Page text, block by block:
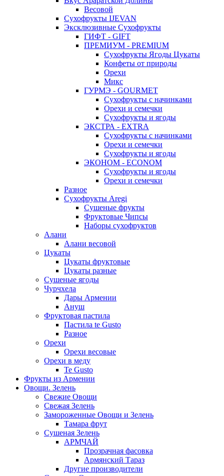
Весовой
Сухофрукты IJEVAN
Эксклюзивные Сухофрукты
ГИФТ - GIFT
ПРЕМИУМ - PREMIUM
Сухофрукты Ягоды Цукаты
Конфеты от природы
Орехи
Микс
ГУРМЭ - GOURMET
Сухофрукты с начинками
Орехи и семечки
Сухофрукты и ягоды
ЭКСТРА - EXTRA
Сухофрукты с начинками
Орехи и семечки
Сухофрукты и ягоды
ЭКОНОМ - ECONOM
Сухофрукты и ягоды
Орехи и семечки
Разное
Сухофрукты Aregi
Сушеные фрукты
Фруктовые Чипсы
Наборы сухофруктов
Алани
Алани весовой
Цукаты
Цукаты фруктовые
Цукаты разные
Сушеные ягоды
Чурчхела
Дары Армении
Ануш
Фруктовая пастила
Пастила te Gusto
Разное
Орехи
Орехи весовые
Орехи в меду
Te Gusto
Фрукты из Армении
Овощи. Зелень
Свежие Овощи
Свежая Зелень
Замороженные Овощи и Зелень
Тамара фрут
Сушеная Зелень
АРМЧАЙ
Прозрачная фасовка
Армянский Тараз
Другие производители